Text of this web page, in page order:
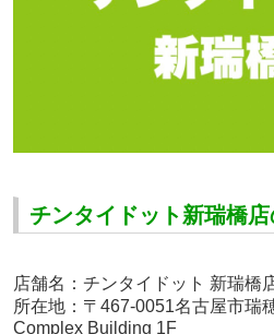
チンタイドット新瑞橋
店舗名：チンタイドット 新瑞橋
所在地：〒467-0051名古屋市瑞
Complex Building 1F